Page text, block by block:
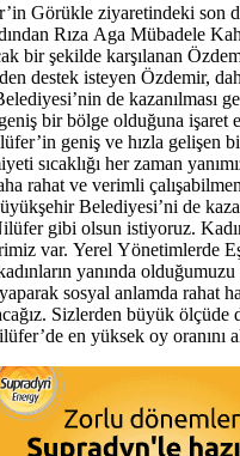
Görükle ziyaretindeki son
Rıza Aga Mübadele
bir şekilde karşılanan
destek isteyen Özdemir,
de kazanılması
bir bölge olduğuna işaret
geniş ve hızla gelişen
sıcaklığı her zaman
rahat ve verimli
Belediyesi’ni de
gibi olsun istiyoruz.
var. Yerel Yönetimlerde
yanında
sosyal anlamda rahat
Sizlerden büyük ölçüde
en yüksek oy oranını